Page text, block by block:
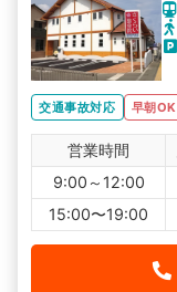
交通事故対応 早朝OK
営業時間
9:00～12:00
15:00〜19:00